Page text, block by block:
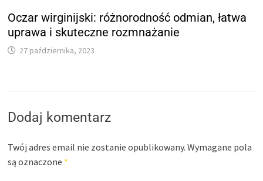
Oczar wirginijski: różnorodność odmian, łatwa
uprawa i skuteczne rozmnażanie
27 października, 2023
Dodaj komentarz
Twój adres email nie zostanie opublikowany. Wymagane pola
są oznaczone *